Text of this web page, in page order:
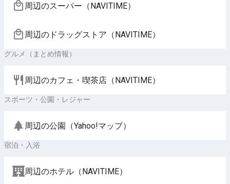
周辺のスーパー（NAVITIME）
周辺のドラッグストア（NAVITIME）
グルメ（まとめ情報）
周辺のカフェ・喫茶店（NAVITIME）
スポーツ・公園・レジャー
周辺の公園（Yahoo!マップ）
宿泊・入浴
周辺のホテル（NAVITIME）